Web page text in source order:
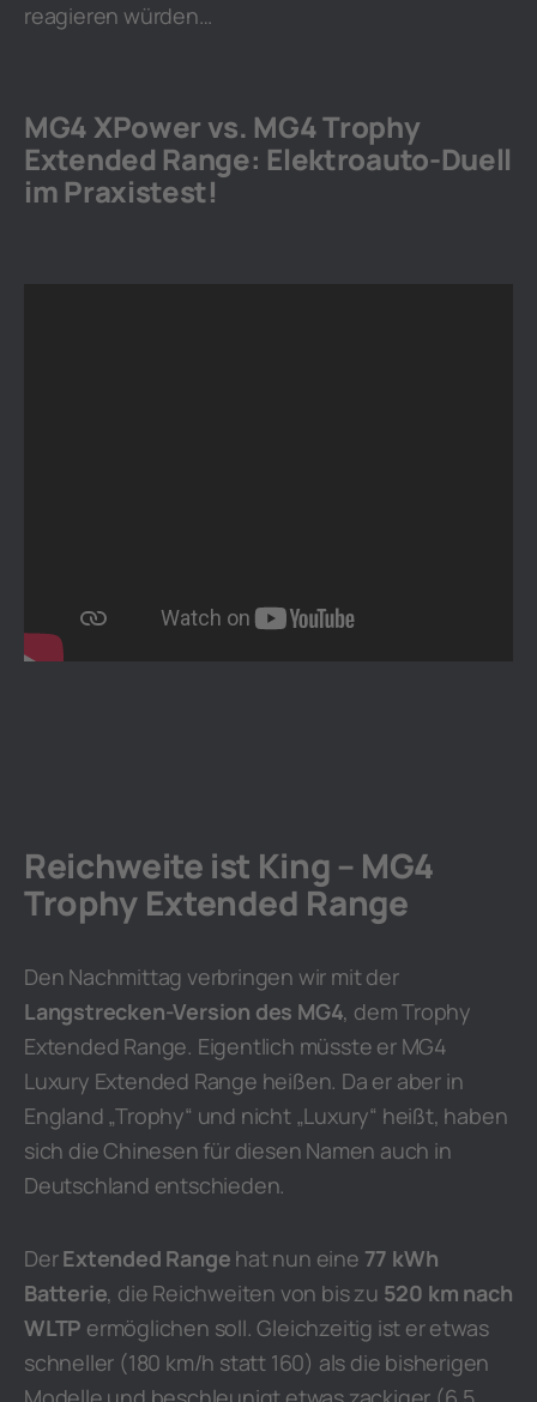
reagieren würden…
MG4 XPower vs. MG4 Trophy
Extended Range: Elektroauto-Duell
im Praxistest!
Reichweite ist King – MG4
Trophy Extended Range
Den Nachmittag verbringen wir mit der
Langstrecken-Version des MG4, dem Trophy
Extended Range. Eigentlich müsste er MG4
Luxury Extended Range heißen. Da er aber in
England „Trophy“ und nicht „Luxury“ heißt, haben
sich die Chinesen für diesen Namen auch in
Deutschland entschieden.
DerExtended Range hat nun eine 77 kWh
Batterie, die Reichweiten von bis zu 520 km nach
WLTP ermöglichen soll. Gleichzeitig ist er etwas
schneller (180 km/h statt 160) als die bisherigen